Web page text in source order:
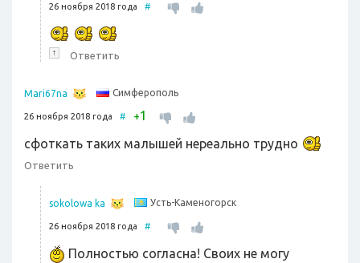
26 ноября 2018 года #
↑ Ответить
Mari67na Симферополь
26 ноября 2018 года # +1
сфоткать таких малышей нереально трудно
Ответить
sokolowa ka Усть-Каменогорск
26 ноября 2018 года #
Полностью согласна! Своих не могу